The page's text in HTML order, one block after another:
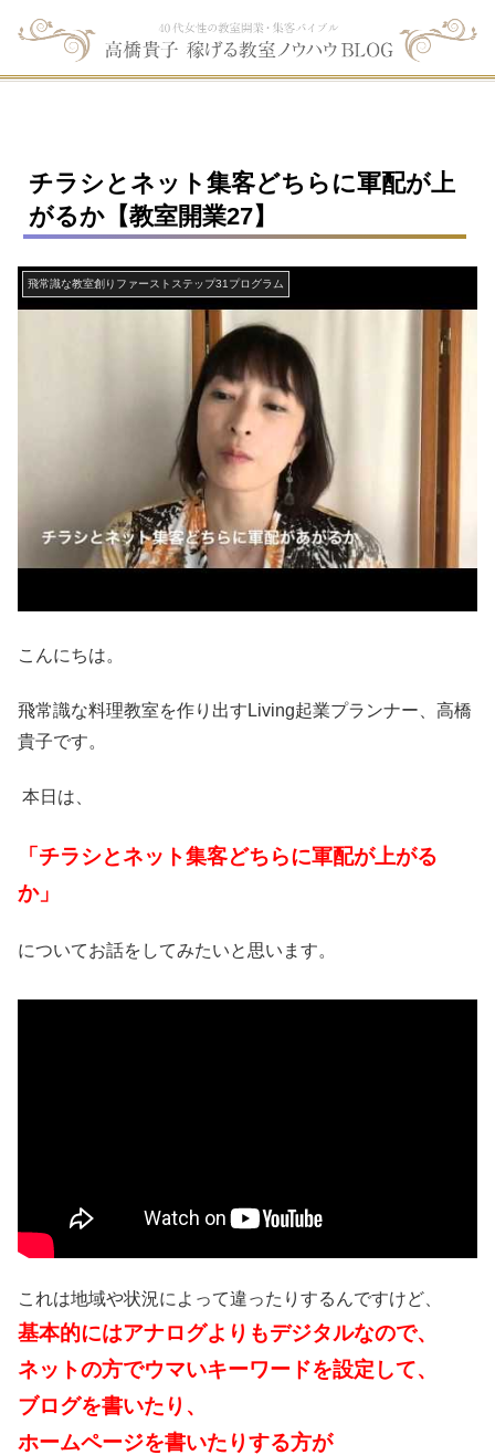
チラシとネット集客どちらに軍配が上
がるか【教室開業27】
飛常識な教室創りファーストステップ31プログラム
こんにちは。
飛常識な料理教室を作り出すLiving起業プランナー、高橋
貴子です。
本日は、
「チラシとネット集客どちらに軍配が上がる
か」
についてお話をしてみたいと思います。
これは地域や状況によって違ったりするんですけど、
基本的にはアナログよりもデジタルなので、
ネットの方でウマいキーワードを設定して、
ブログを書いたり、
ホームページを書いたりする方が